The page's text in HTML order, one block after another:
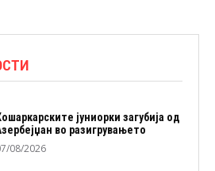
јуниорки загубија од
во разигрувањето
08/2026